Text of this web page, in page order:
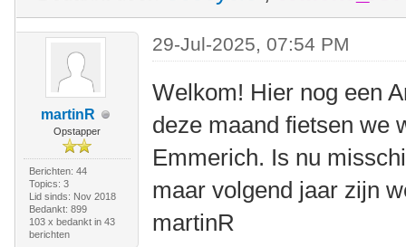
martinR
Opstapper
Berichten: 44
Topics: 3
Lid sinds: Nov 2018
Bedankt: 899
103 x bedankt in 43
berichten
29-Jul-2025, 07:54 PM
Welkom! Hier nog een
deze maand fietsen we
Emmerich. Is nu
maar volgend jaar zijn
martinR